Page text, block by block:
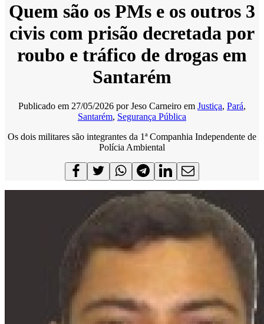
Quem são os PMs e os outros 3
civis com prisão decretada por
roubo e tráfico de drogas em
Santarém
Publicado em 27/05/2026 porJeso Carneiro em Justiça, Pará,
Santarém, Segurança Pública
Os dois militares são integrantes da 1ª Companhia Independente de
Polícia Ambiental